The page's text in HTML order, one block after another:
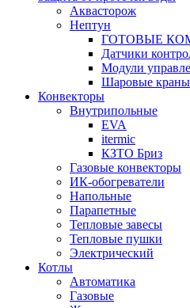
Аквасторож
Нептун
ГОТОВЫЕ
Датчики
Модули
Шаровые краны
Конвекторы
Внутрипольные
EVA
itermic
КЗТО Бриз
Газовые конвекторы
ИК-обогреватели
Напольные
Парапетные
Тепловые завесы
Тепловые пушки
Электрический
Котлы
Автоматика
Газовые